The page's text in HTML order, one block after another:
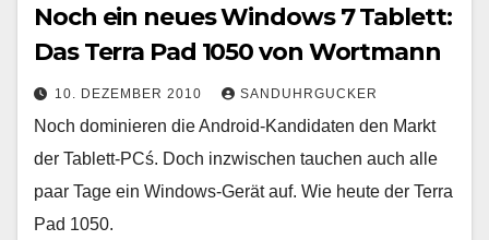
Noch ein neues Windows 7 Tablett:
Das Terra Pad 1050 von Wortmann
10. DEZEMBER 2010 SANDUHRGUCKER
Noch dominieren die Android-Kandidaten den Markt
der Tablett-PCś. Doch inzwischen tauchen auch alle
paar Tage ein Windows-Gerät auf. Wie heute der Terra
Pad 1050.